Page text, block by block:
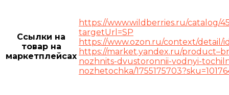
Ссылки на
товар на
маркетплейсах
https://www.wildberries.ru/catalog/
targetUrl=SP
https://www.ozon.ru/context/detail/
https://market.yandex.ru/
nozhnits-dvustoronnii-vodnyi-
nozhetochka/